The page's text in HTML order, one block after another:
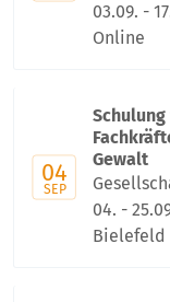
03.09. -
Online
04
SEP
Gewalt
04. -
Bielefeld